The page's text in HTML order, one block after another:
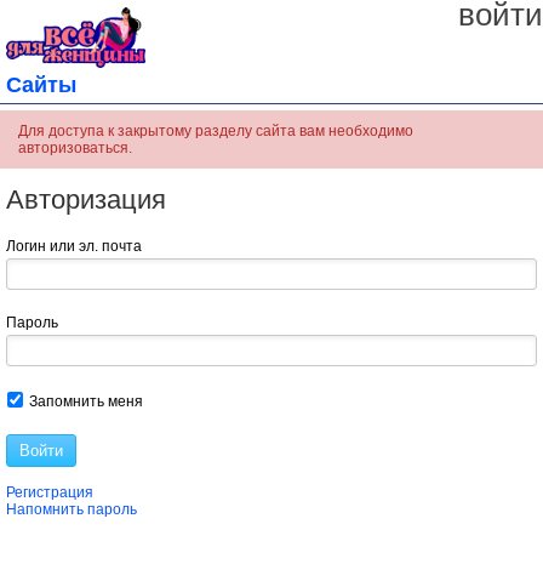
войти
Сайты
Для доступа к закрытому разделу сайта вам необходимо
авторизоваться.
Авторизация
Логин или эл. почта
Пароль
Запомнить меня
Войти
Регистрация
Напомнить пароль